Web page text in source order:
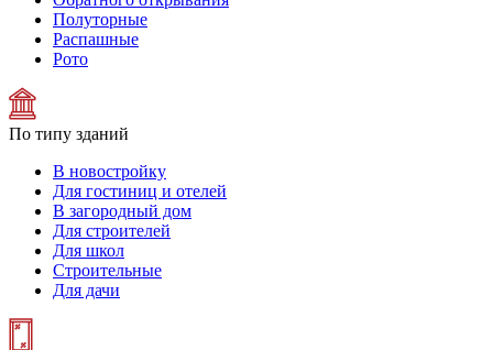
Полуторные
Распашные
Рото
По типу зданий
В новостройку
Для гостиниц и отелей
В загородный дом
Для строителей
Для школ
Строительные
Для дачи